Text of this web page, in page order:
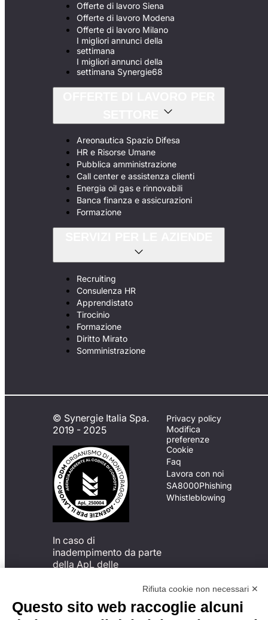
Offerte di lavoro Siena
Offerte di lavoro Modena
Offerte di lavoro Milano
I migliori annunci della
settimana
I migliori annunci della
settimana Synergie68
Areonautica Spazio Difesa
HR e Risorse Umane
Pubblica amministrazione
Call center e assistenza clienti
Energia oil gas e rinnovabili
Banca finanza e assicurazioni
Formazione
Recruiting
Consulenza HR
Apprendistato
Tirocinio
Formazione
Diritto Mirato
Somministrazione
© Synergie Italia Spa.
2019 - 2025
In caso di
inadempimento da parte
della ApL delle
del Codice di Condotta, è
possibile presentare un
reclamo
Privacy policy
Modifica
preferenze
Cookie
Faq
Lavora con noi
SA8000Phishing
Whistleblowing
Rifiuta cookie non necessari ✕
Questo sito web raccoglie alcuni